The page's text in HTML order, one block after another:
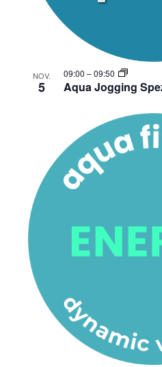
NOV.
5 Aqua Jogging
09:00 –09:50